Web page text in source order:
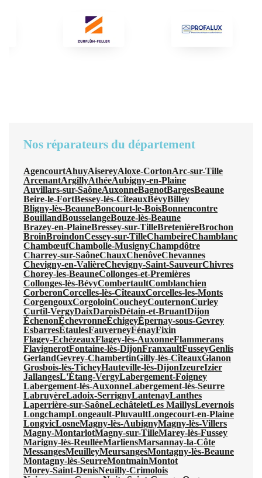
Nos réparateurs du département
AgencourtAhuyAisereyAloxe-CortonArc-sur-Tille
ArcenantArgillyAthéeAubigny-en-Plaine
Auvillars-sur-SaôneAuxonneBagnotBargesBeaune
Beire-le-FortBessey-lès-CîteauxBévyBilley
Bligny-lès-BeauneBoncourt-le-BoisBonnencontre
BouillandBousselangeBouze-lès-Beaune
Brazey-en-PlaineBressey-sur-TilleBretenièreBrochon
BroinBroindonCessey-sur-TilleChambeireChamblanc
ChambœufChambolle-MusignyChampdôtre
Charrey-sur-SaôneChauxChenôveChevannes
Chevigny-en-ValièreChevigny-Saint-SauveurChivres
Chorey-les-BeauneCollonges-et-Premières
Collonges-lès-BévyCombertaultComblanchien
CorberonCorcelles-lès-CîteauxCorcelles-les-Monts
CorgengouxCorgoloinCoucheyCouternonCurley
Curtil-VergyDaixDaroisDétain-et-BruantDijon
ÉchenonÉchevronneÉchigeyÉpernay-sous-Gevrey
EsbarresÉtaulesFauverneyFénayFixin
Flagey-EchézeauxFlagey-lès-AuxonneFlammerans
FlavignerotFontaine-lès-DijonFranxaultFusseyGenlis
GerlandGevrey-ChambertinGilly-lès-CîteauxGlanon
Grosbois-lès-TicheyHauteville-lès-DijonIzeureIzier
JallangesL'Étang-VergyLabergement-Foigney
Labergement-lès-AuxonneLabergement-lès-Seurre
LabruyèreLadoix-SerrignyLantenayLanthes
Laperrière-sur-SaôneLechâteletLes MaillysLevernois
LongchampLongeault-PluvaultLongecourt-en-Plaine
LongvicLosneMagny-lès-AubignyMagny-lès-Villers
Magny-MontarlotMagny-sur-TilleMarey-lès-Fussey
Marigny-lès-ReulléeMarliensMarsannay-la-Côte
MessangesMeuilleyMeursangesMontagny-lès-Beaune
Montagny-lès-SeurreMontmainMontot
Morey-Saint-DenisNeuilly-Crimolois